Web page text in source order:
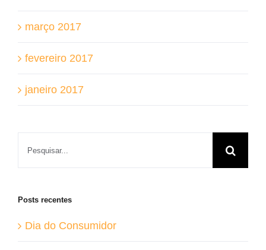
março 2017
fevereiro 2017
janeiro 2017
Posts recentes
Dia do Consumidor